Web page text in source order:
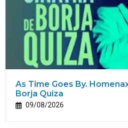
As Time Goes By.
Borja Quiza
09/08/2026